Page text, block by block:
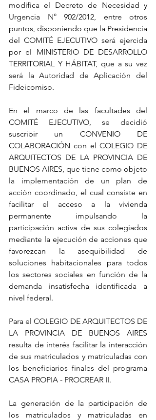
modifica el Decreto de Necesidad y
Urgencia N° 902/2012, entre otros
puntos, disponiendo que la Presidencia
del COMITÉ EJECUTIVO será ejercida
por el MINISTERIO DE DESARROLLO
TERRITORIAL Y HÁBITAT, que a su vez
será la Autoridad de Aplicación del
Fideicomiso.
En el marco de las facultades del
COMITÉ EJECUTIVO, se decidió
suscribir un CONVENIO DE
COLABORACIÓN con el COLEGIO DE
ARQUITECTOS DE LA PROVINCIA DE
BUENOS AIRES, que tiene como objeto
la implementación de un plan de
acción coordinado, el cual consiste en
facilitar el acceso a la vivienda
permanente impulsando la
participación activa de sus colegiados
mediante la ejecución de acciones que
favorezcan la asequibilidad de
soluciones habitacionales para todos
los sectores sociales en función de la
demanda insatisfecha identificada a
nivel federal.
Para el COLEGIO DE ARQUITECTOS DE
LA PROVINCIA DE BUENOS AIRES
resulta de interés facilitar la interacción
de sus matriculados y matriculadas con
los beneficiarios finales del programa
CASA PROPIA - PROCREAR II.
La generación de la participación de
los matriculados y matriculadas en